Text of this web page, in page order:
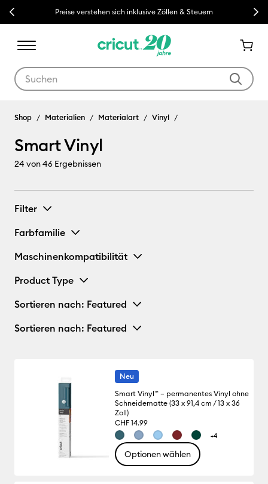
Previous Preise verstehen sich inklusive Zöllen & Steuern Next
Shop Materialien Materialart Vinyl
Smart Vinyl
24von 46 Ergebnissen
Filter
Farbfamilie
Maschinenkompatibilität
Product Type
Sortieren nach: Featured
Sortieren nach: Featured
Neu
Smart Vinyl™ – permanentes Vinyl ohne
Schneidematte (33 x 91,4 cm / 13 x 36
Zoll)
CHF 14.99
+4
Optionen wählen